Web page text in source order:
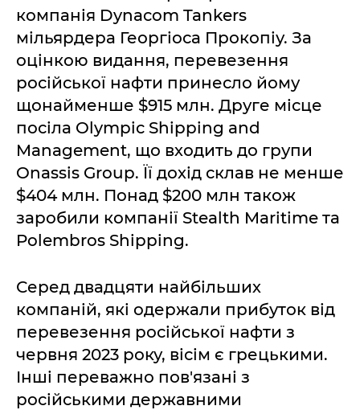
компанія Dynacom Tankers
мільярдера Георгіоса Прокопіу. За
оцінкою видання, перевезення
російської нафти принесло йому
щонайменше $915 млн. Друге місце
посіла Olympic Shipping and
Management, що входить до групи
Onassis Group. Її дохід склав не менше
$404 млн. Понад $200 млн також
заробили компанії Stealth Maritime та
Polembros Shipping.
Серед двадцяти найбільших
компаній, які одержали прибуток від
перевезення російської нафти з
червня 2023 року, вісім є грецькими.
Інші переважно пов'язані з
російськими державними